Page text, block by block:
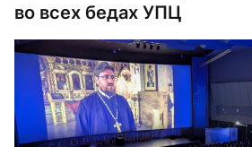
во всех бедах УПЦ